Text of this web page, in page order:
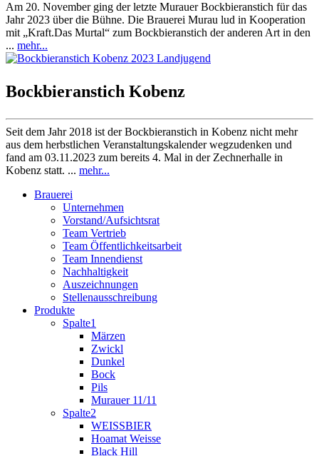
Am 20. November ging der letzte Murauer Bockbieranstich für das
Jahr 2023 über die Bühne. Die Brauerei Murau lud in Kooperation
mit „Kraft.Das Murtal“ zum Bockbieranstich der anderen Art in den
... mehr...
Bockbieranstich Kobenz
Seit dem Jahr 2018 ist der Bockbieranstich in Kobenz nicht mehr
aus dem herbstlichen Veranstaltungskalender wegzudenken und
fand am 03.11.2023 zum bereits 4. Mal in der Zechnerhalle in
Kobenz statt. ... mehr...
Brauerei
Unternehmen
Vorstand/Aufsichtsrat
Team Vertrieb
Team Öffentlichkeitsarbeit
Team Innendienst
Nachhaltigkeit
Auszeichnungen
Stellenausschreibung
Produkte
Spalte1
Märzen
Zwickl
Dunkel
Bock
Pils
Murauer 11/11
Spalte2
WEISSBIER
Hoamat Weisse
Black Hill